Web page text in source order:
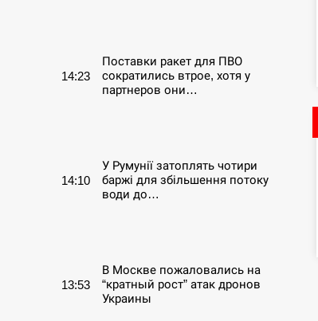
14:23
Поставки ракет для ПВО
сократились втрое, хотя у
партнеров они…
14:10
У Румунії затоплять чотири
баржі для збільшення потоку
води до…
13:53
В Москве пожаловались на
“кратный рост” атак дронов
Украины